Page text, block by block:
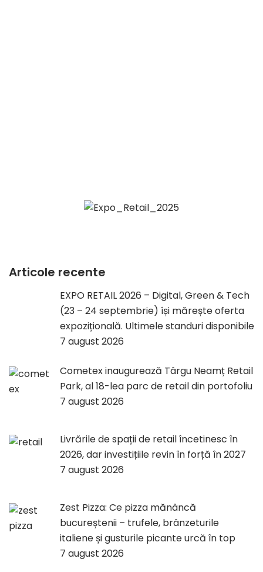
Articole recente
EXPO RETAIL 2026 – Digital, Green & Tech
(23 – 24 septembrie) își mărește oferta
expozițională. Ultimele standuri disponibile
7 august 2026
Cometex inaugurează Târgu Neamț Retail
Park, al 18-lea parc de retail din portofoliu
7 august 2026
Livrările de spații de retail încetinesc în
2026, dar investițiile revin în forță în 2027
7 august 2026
Zest Pizza: Ce pizza mănâncă
bucureștenii – trufele, brânzeturile
italiene și gusturile picante urcă în top
7 august 2026